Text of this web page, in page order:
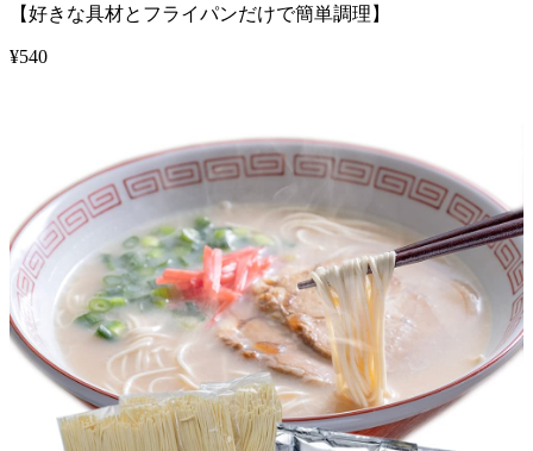
【好きな具材とフライパンだけで簡単調理】
¥540